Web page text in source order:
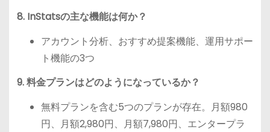
8. InStatsの主な機能は何か？
アカウント分析、おすすめ提案機能、運用サポー
ト機能の3つ
9. 料金プランはどのようになっているか？
無料プランを含む5つのプランが存在。月額980
円、月額2,980円、月額7,980円、エンタープラ